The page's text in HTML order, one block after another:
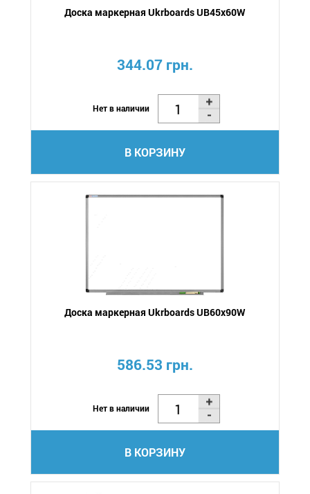
Доска маркерная Ukrboards UB45x60W
344.07 грн.
Нет в наличии
В КОРЗИНУ
Доска маркерная Ukrboards UB60х90W
586.53 грн.
Нет в наличии
В КОРЗИНУ